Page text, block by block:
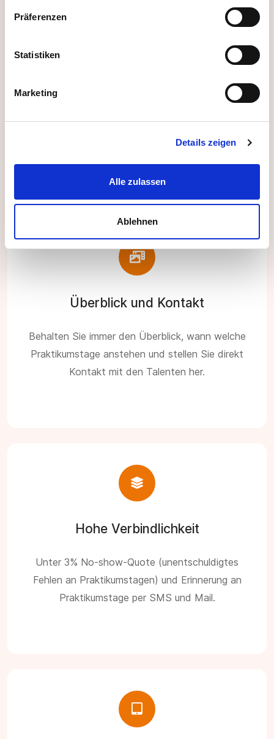
Präferenzen
Statistiken
Marketing
Details zeigen
Alle zulassen
Ablehnen
Passende Matches & Vorschläge
Erhalten Sie passende Vorschläge durch
Maximale Kapazität einstellbar
Überblick und Kontakt
Behalten Sie immer den Überblick, wann welche
Praktikumstage anstehen und stellen Sie direkt
Kontakt mit den Talenten her.
Hohe Verbindlichkeit
Unter 3% No-show-Quote (unentschuldigtes
Fehlen an Praktikumstagen) und Erinnerung an
Praktikumstage per SMS und Mail.